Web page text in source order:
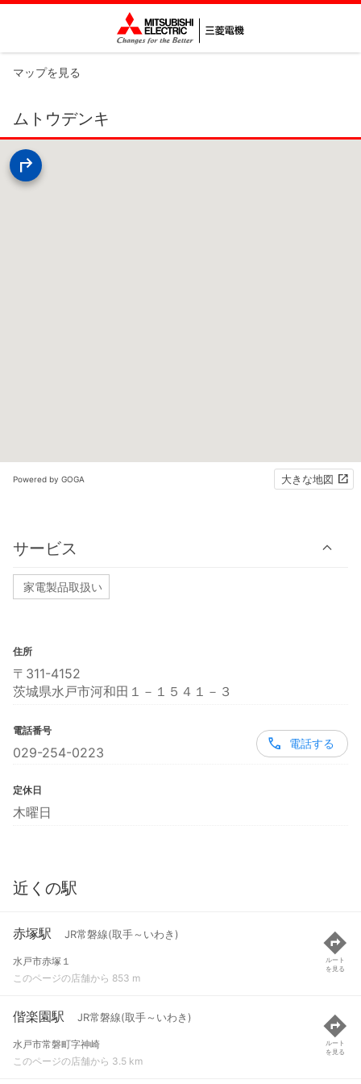
マップを見る
ムトウデンキ
Powered by GOGA 大きな地図
サービス
家電製品取扱い
住所
〒311-4152
茨城県水戸市河和田１－１５４１－３
電話番号
029-254-0223
電話する
定休日
木曜日
近くの駅
赤塚駅 JR常磐線(取手～いわき)
水戸市赤塚１
このページの店舗から 853 m
ルート
を見る
偕楽園駅 JR常磐線(取手～いわき)
水戸市常磐町字神崎
このページの店舗から 3.5 km
ルート
を見る